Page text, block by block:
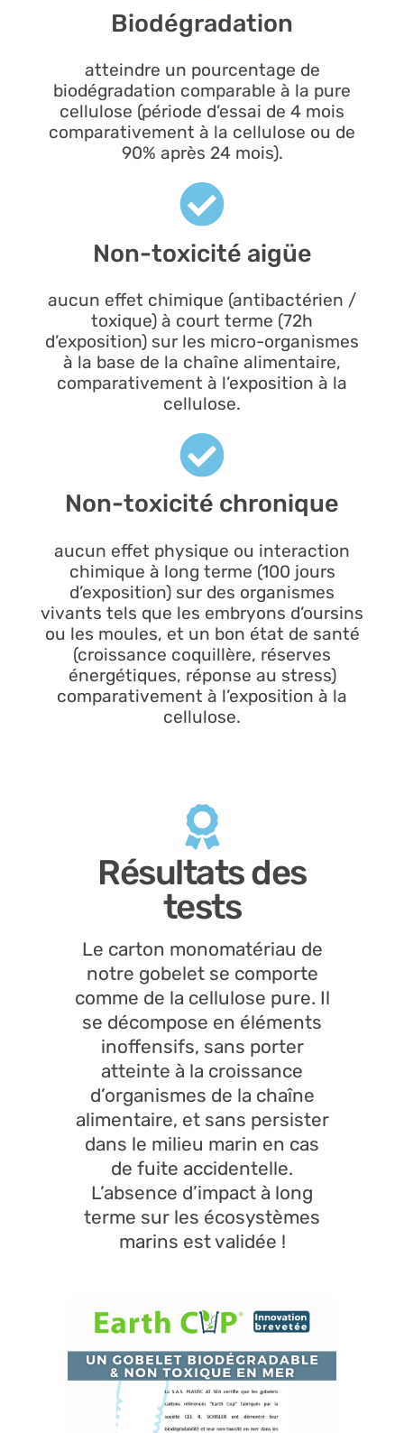
Biodégradation
atteindre un pourcentage de
biodégradation comparable à la pure
cellulose (période d’essai de 4 mois
comparativement à la cellulose ou de
90% après 24 mois).
Non-toxicité aigüe
aucun effet chimique (antibactérien /
toxique) à court terme (72h
d’exposition) sur les micro-organismes
à la base de la chaîne alimentaire,
comparativement à l’exposition à la
cellulose.
Non-toxicité chronique
aucun effet physique ou interaction
chimique à long terme (100 jours
d’exposition) sur des organismes
vivants tels que les embryons d’oursins
ou les moules, et un bon état de santé
(croissance coquillère, réserves
énergétiques, réponse au stress)
comparativement à l’exposition à la
cellulose.
Résultats des
tests
Le carton monomatériau de
notre gobelet se comporte
comme de la cellulose pure. Il
se décompose en éléments
inoffensifs, sans porter
atteinte à la croissance
d’organismes de la chaîne
alimentaire, et sans persister
dans le milieu marin en cas
de fuite accidentelle.
L’absence d’impact à long
terme sur les écosystèmes
marins est validée !